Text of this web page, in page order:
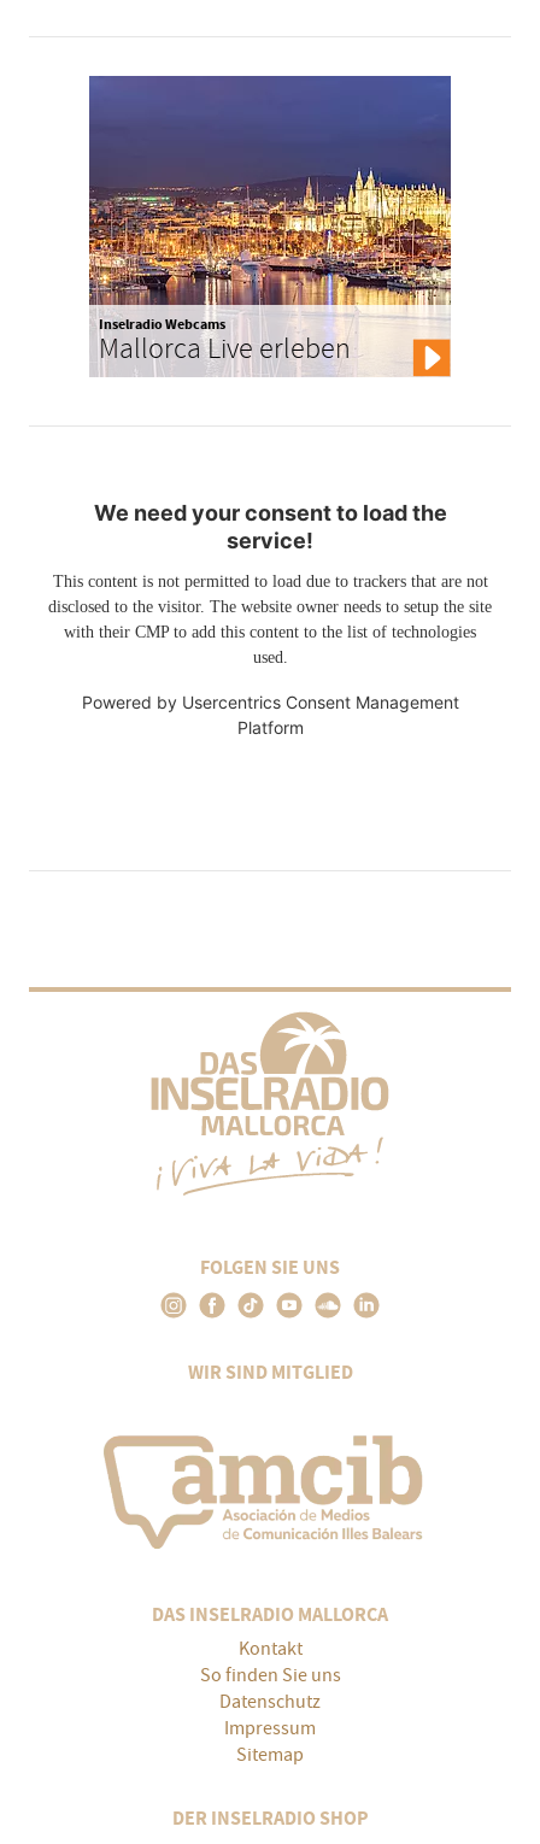
Inselradio Webcams
Mallorca Live erleben
We need your consent to load the
service!
This content is not permitted to load due to trackers that are not
disclosed to the visitor. The website owner needs to setup the site
with their CMP to add this content to the list of technologies
used.
Powered by Usercentrics Consent Management
Platform
FOLGEN SIE UNS
WIR SIND MITGLIED
DAS INSELRADIO MALLORCA
Kontakt
So finden Sie uns
Datenschutz
Impressum
Sitemap
DER INSELRADIO SHOP